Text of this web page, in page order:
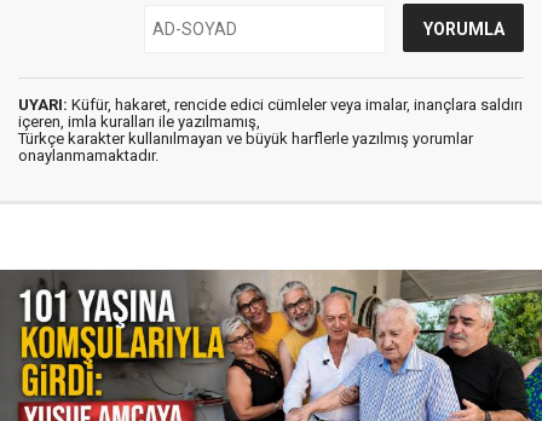
UYARI: Küfür, hakaret, rencide edici cümleler veya imalar, inançlara saldırı
içeren, imla kuralları ile yazılmamış,
Türkçe karakter kullanılmayan ve büyük harflerle yazılmış yorumlar
onaylanmamaktadır.